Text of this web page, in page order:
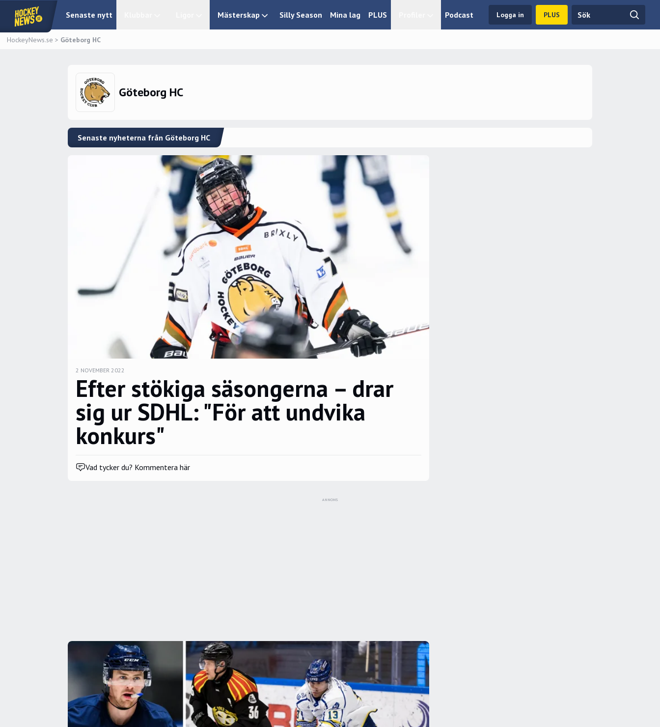
Senaste nytt Mästerskap Silly Season Mina lag PLUS Podcast Logga in PLUS
HockeyNews.se > Göteborg HC
Göteborg HC
Senaste nyheterna från Göteborg HC
2 NOVEMBER 2022
Efter stökiga säsongerna – drar
sig ur SDHL: "För att undvika
konkurs"
Vad tycker du? Kommentera här
ANNONS